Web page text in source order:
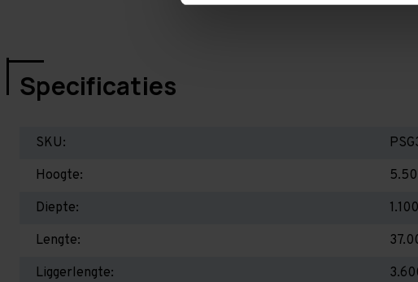
Specificaties
SKU:
Hoogte:
Diepte:
Lengte:
Liggerlengte: